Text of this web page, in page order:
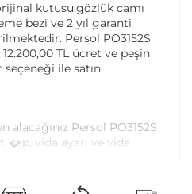
kutusu,gözlük camı
bezi ve 2 yıl garanti
Persol PO3152S
TL ücret ve peşin
ile satın
alacağınız Persol PO3152S
vida ayarı ve vida